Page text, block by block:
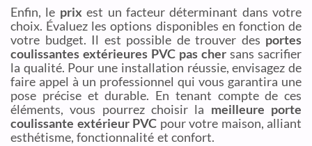
Enfin, le prix est un facteur déterminant dans votre
choix. Évaluez les options disponibles en fonction de
votre budget. Il est possible de trouver des portes
coulissantes extérieures PVC pas cher sans sacrifier
la qualité. Pour une installation réussie, envisagez de
faire appel à un professionnel qui vous garantira une
pose précise et durable. En tenant compte de ces
éléments, vous pourrez choisir la meilleure porte
coulissante extérieur PVC pour votre maison, alliant
esthétisme, fonctionnalité et confort.